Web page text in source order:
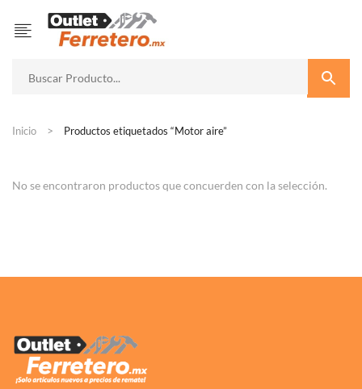
Inicio Productos etiquetados “Motor aire”
No se encontraron productos que concuerden con la selección.